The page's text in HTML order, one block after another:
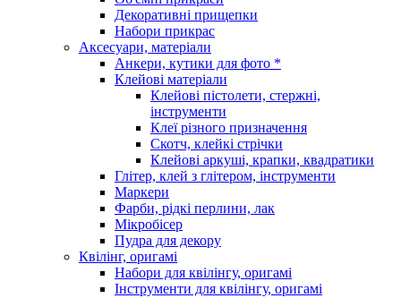
Декоративні прищепки
Набори прикрас
Аксесуари, матеріали
Анкери, кутики для фото *
Клейові матеріали
Клейові пістолети, стержні,
інструменти
Клеї різного призначення
Скотч, клейкі стрічки
Клейові аркуші, крапки, квадратики
Глітер, клей з глітером, інструменти
Маркери
Фарби, рідкі перлини, лак
Мікробісер
Пудра для декору
Квілінг, оригамі
Набори для квілінгу, оригамі
Інструменти для квілінгу, оригамі